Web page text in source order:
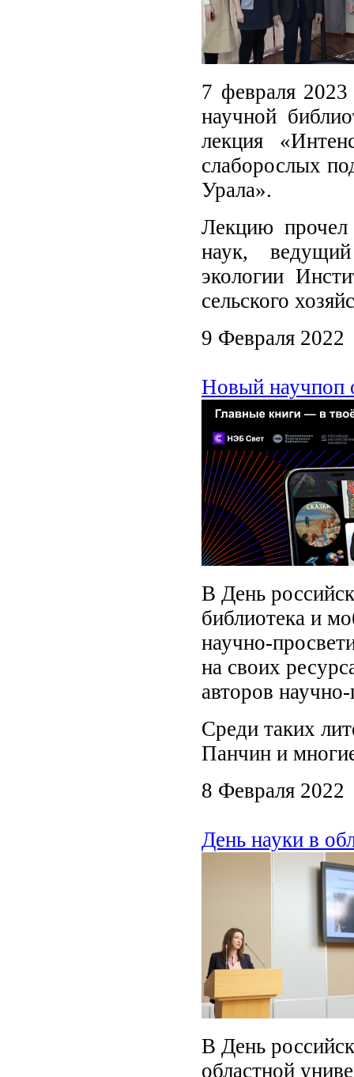
7 февраля 2023
научной
лекция
слаборослых
Урала».
Лекцию прочел
наук,
экологии
сельского
9 Февраля 2022
Новый научпоп
В День
библиотека и
научно-
на своих
авторов
Среди таких
Панчин и
8 Февраля 2022
День науки в
В День
областной